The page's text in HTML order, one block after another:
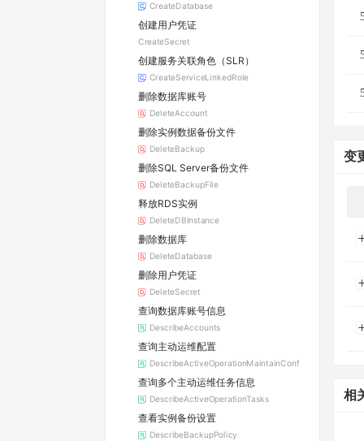
CreateDatabase
创建用户凭证
CreateSecret
创建服务关联角色（SLR）
CreateServiceLinkedRole
删除数据库账号
DeleteAccount
删除实例数据备份文件
DeleteBackup
删除SQL Server备份文件
DeleteBackupFile
释放RDS实例
DeleteDBInstance
删除数据库
DeleteDatabase
删除用户凭证
DeleteSecret
查询数据库账号信息
DescribeAccounts
查询主动运维配置
DescribeActiveOperationMaintainConf
查询多个主动运维任务信息
DescribeActiveOperationTasks
查看实例备份设置
DescribeBackupPolicy
变
相